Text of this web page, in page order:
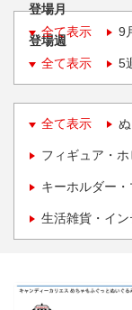
登場月
全て表示
9
登場週
全て表示
5
全て表示
フィギュア・ホ
キーホルダー
生活雑貨・イ